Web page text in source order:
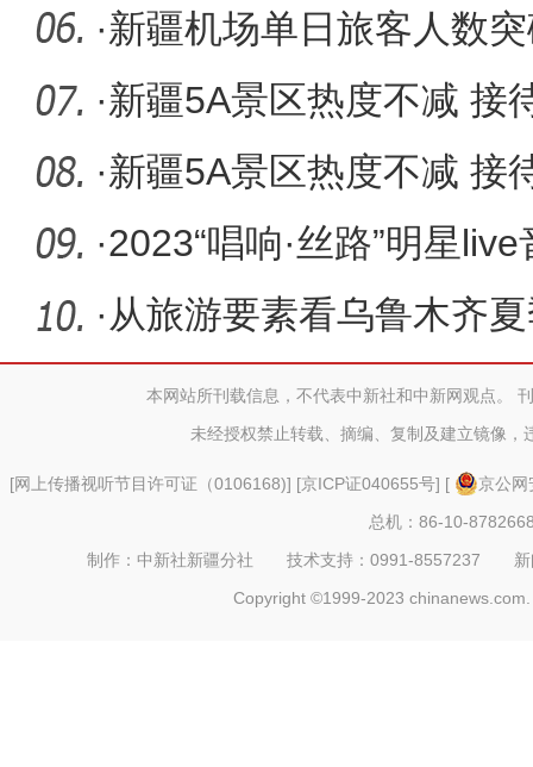
·新疆机场单日旅客人数
新高
·新疆5A景区热度不减 接
·新疆5A景区热度不减 接
·2023“唱响·丝路”明星
剧院
· 从旅游要素看乌鲁木齐
点之美食
本网站所刊载信息，不代表中新社和中新网观点。
未经授权禁止转载、摘编、复制及建立镜像，
[网上传播视听节目许可证（0106168)] [京ICP证040655号] [
京公
总机：86-10-
制作：中新社新疆分社 技术支持：0991-8557237
Copyright ©1999-2023